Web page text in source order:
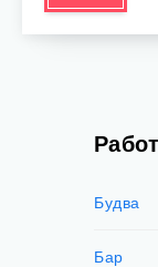
Будва
Бар